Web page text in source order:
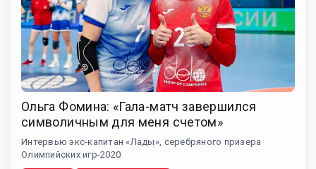
Ольга Фомина: «Гала-матч завершился
символичным для меня счетом»
Интервью экс-капитан «Лады», серебряного призера
Олимпийских игр-2020